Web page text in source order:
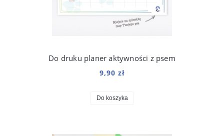
Do druku planer aktywności z psem
9,90 zł
Do koszyka